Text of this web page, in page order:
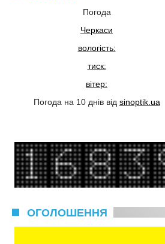
Погода
Черкаси
вологість:
тиск:
вітер:
Погода на 10 днів від sinoptik.ua
ОГОЛОШЕННЯ